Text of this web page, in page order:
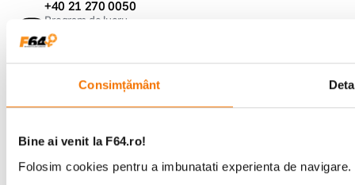
Consimțământ
Bine ai venit la F64.ro!
Folosim cookies pentru a imbunatati experienta de
+40 21 270 0050
Program de lucru
09:00 - 21:00
Showroom
Bd-ul Unirii 64, Bucuresti